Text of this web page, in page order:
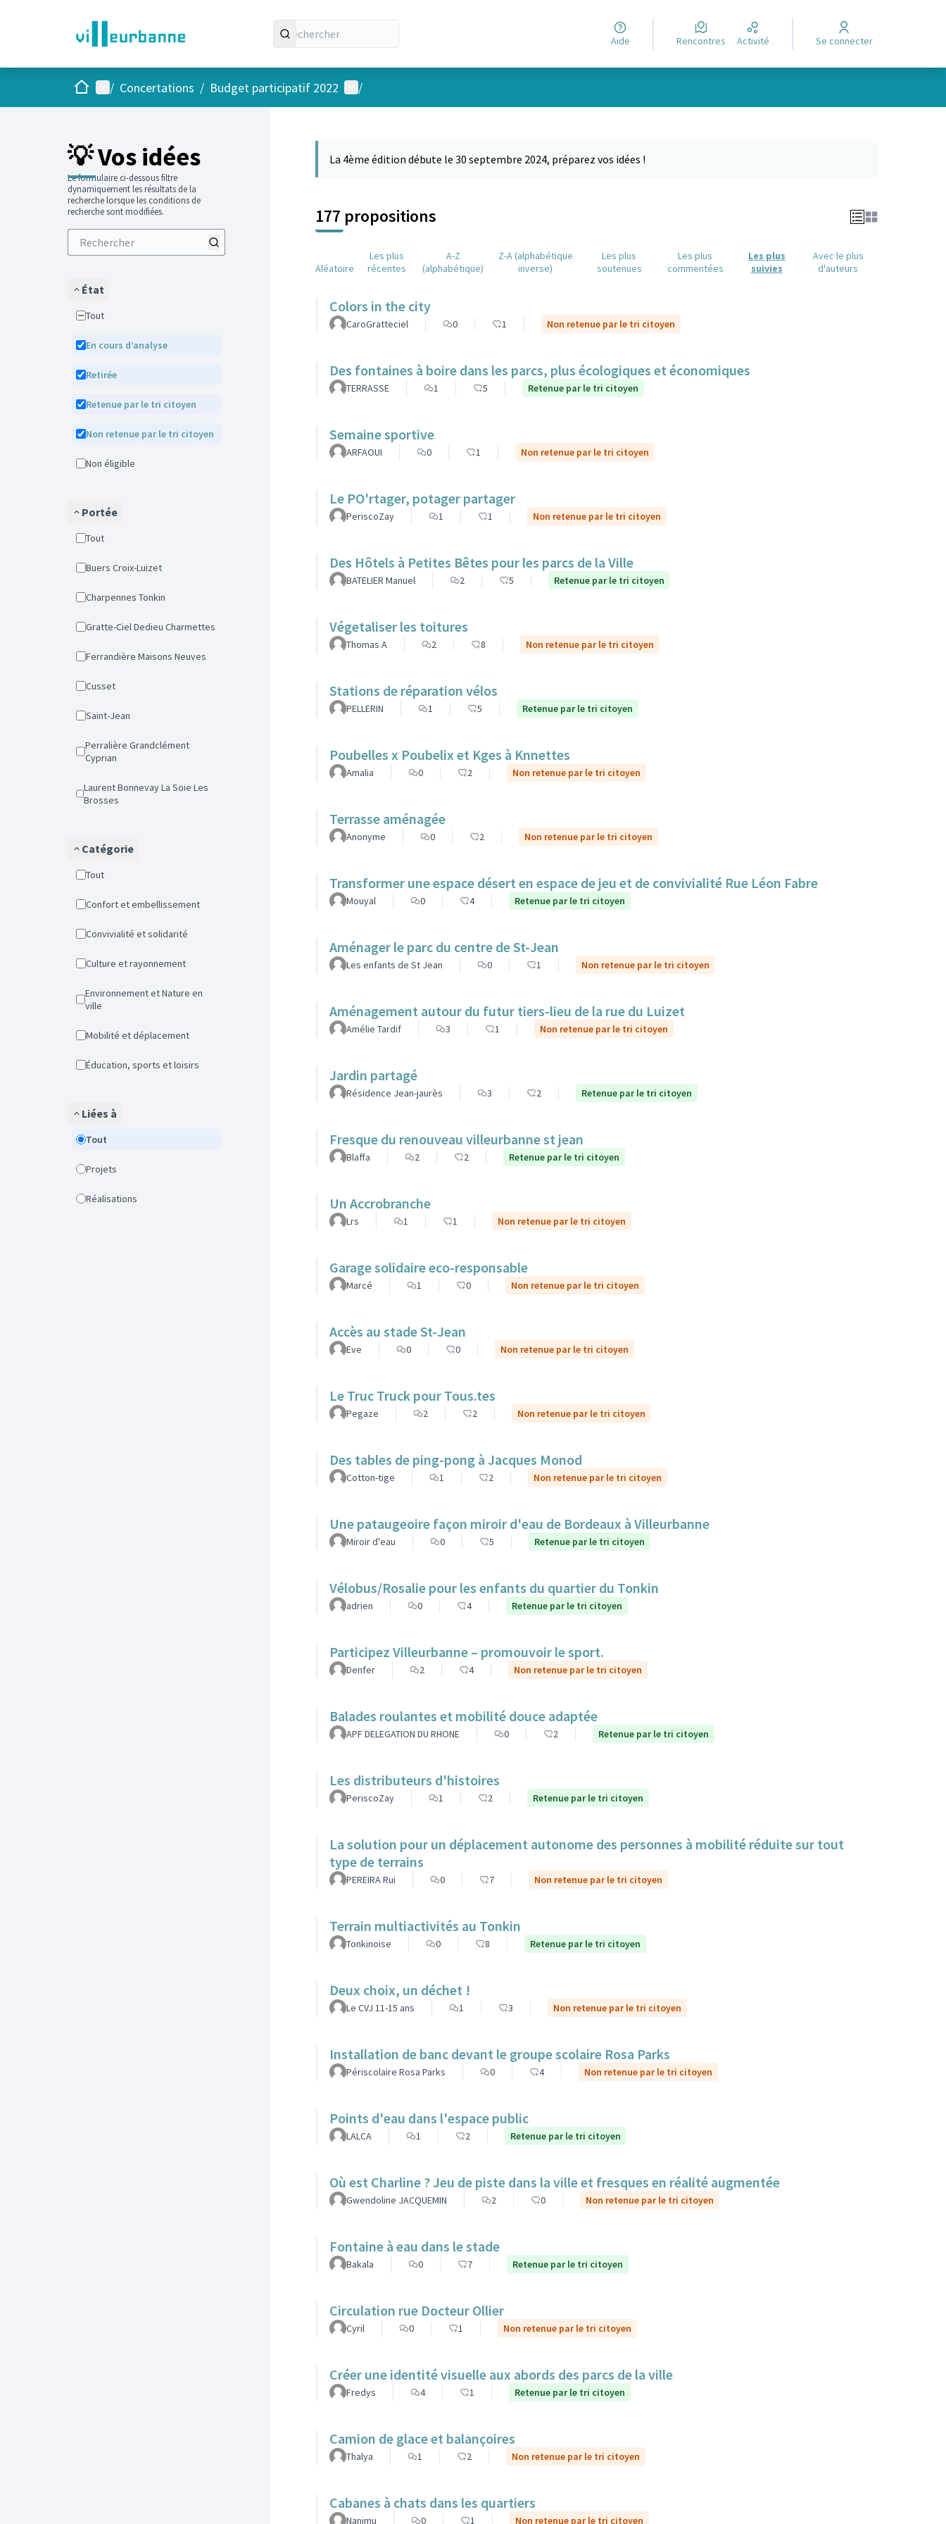
Aide Rencontres Activité Se connecter
AccueilMenu principal
/ Concertations / Budget participatif 2022 Menu utilisateur
/
💡 Vos idées
Le formulaire ci-dessous filtre
dynamiquement les résultats de la
recherche lorsque les conditions de
recherche sont modifiées.
État
Tout
En cours d’analyse
Retirée
Retenue par le tri citoyen
Non retenue par le tri citoyen
Non éligible
Portée
Tout
Buers Croix-Luizet
Charpennes Tonkin
Gratte-Ciel Dedieu Charmettes
Ferrandière Maisons Neuves
Cusset
Saint-Jean
Perralière Grandclément
Cyprian
Laurent Bonnevay La Soie Les
Brosses
Catégorie
Tout
Confort et embellissement
Convivialité et solidarité
Culture et rayonnement
Environnement et Nature en
ville
Mobilité et déplacement
Éducation, sports et loisirs
Liées à
Tout
Projets
Réalisations
La 4ème édition débute le 30 septembre 2024, préparez vos idées !
177 propositions
Aléatoire
Les plus
récentes
A-Z
(alphabétique)
Z-A (alphabétique
inverse)
Les plus
soutenues
Les plus
commentées
Les plus
suivies
Avec le plus
d'auteurs
Colors in the city
CaroGratteciel 0 1 Non retenue par le tri citoyen
Des fontaines à boire dans les parcs, plus écologiques et économiques
TERRASSE 1 5 Retenue par le tri citoyen
Semaine sportive
ARFAOUI 0 1 Non retenue par le tri citoyen
Le PO'rtager, potager partager
PeriscoZay 1 1 Non retenue par le tri citoyen
Des Hôtels à Petites Bêtes pour les parcs de la Ville
BATELIER Manuel 2 5 Retenue par le tri citoyen
Végetaliser les toitures
Thomas A 2 8 Non retenue par le tri citoyen
Stations de réparation vélos
PELLERIN 1 5 Retenue par le tri citoyen
Poubelles x Poubelix et Kges à Knnettes
Amalia 0 2 Non retenue par le tri citoyen
Terrasse aménagée
Anonyme 0 2 Non retenue par le tri citoyen
Transformer une espace désert en espace de jeu et de convivialité Rue Léon Fabre
Mouyal 0 4 Retenue par le tri citoyen
Aménager le parc du centre de St-Jean
Les enfants de St Jean 0 1 Non retenue par le tri citoyen
Aménagement autour du futur tiers-lieu de la rue du Luizet
Amélie Tardif 3 1 Non retenue par le tri citoyen
Jardin partagé
Résidence Jean-jaurès 3 2 Retenue par le tri citoyen
Fresque du renouveau villeurbanne st jean
Blaffa 2 2 Retenue par le tri citoyen
Un Accrobranche
Lrs 1 1 Non retenue par le tri citoyen
Garage solidaire eco-responsable
Marcé 1 0 Non retenue par le tri citoyen
Accès au stade St-Jean
Eve 0 0 Non retenue par le tri citoyen
Le Truc Truck pour Tous.tes
Pegaze 2 2 Non retenue par le tri citoyen
Des tables de ping-pong à Jacques Monod
Cotton-tige 1 2 Non retenue par le tri citoyen
Une pataugeoire façon miroir d'eau de Bordeaux à Villeurbanne
Miroir d'eau 0 5 Retenue par le tri citoyen
Vélobus/Rosalie pour les enfants du quartier du Tonkin
adrien 0 4 Retenue par le tri citoyen
Participez Villeurbanne – promouvoir le sport.
Denfer 2 4 Non retenue par le tri citoyen
Balades roulantes et mobilité douce adaptée
APF DELEGATION DU RHONE 0 2 Retenue par le tri citoyen
Les distributeurs d'histoires
PeriscoZay 1 2 Retenue par le tri citoyen
La solution pour un déplacement autonome des personnes à mobilité réduite sur tout
type de terrains
PEREIRA Rui 0 7 Non retenue par le tri citoyen
Terrain multiactivités au Tonkin
Tonkinoise 0 8 Retenue par le tri citoyen
Deux choix, un déchet !
Le CVJ 11-15 ans 1 3 Non retenue par le tri citoyen
Installation de banc devant le groupe scolaire Rosa Parks
Périscolaire Rosa Parks 0 4 Non retenue par le tri citoyen
Points d'eau dans l'espace public
LALCA 1 2 Retenue par le tri citoyen
Où est Charline ? Jeu de piste dans la ville et fresques en réalité augmentée
Gwendoline JACQUEMIN 2 0 Non retenue par le tri citoyen
Fontaine à eau dans le stade
Bakala 0 7 Retenue par le tri citoyen
Circulation rue Docteur Ollier
Cyril 0 1 Non retenue par le tri citoyen
Créer une identité visuelle aux abords des parcs de la ville
Fredys 4 1 Retenue par le tri citoyen
Camion de glace et balançoires
Thalya 1 2 Non retenue par le tri citoyen
Cabanes à chats dans les quartiers
Nanimu 0 1 Non retenue par le tri citoyen